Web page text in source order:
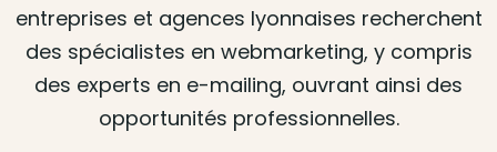
entreprises et agences lyonnaises recherchent
des spécialistes en webmarketing, y compris
des experts en e-mailing, ouvrant ainsi des
opportunités professionnelles.